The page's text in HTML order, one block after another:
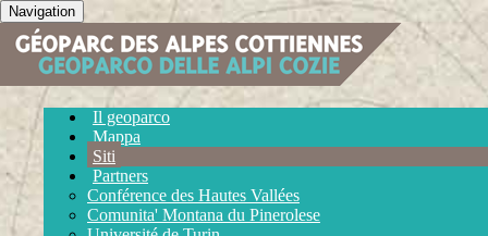
Navigation
Il geoparco
Mappa
Siti
Partners
Conférence des Hautes Vallées
Comunita' Montana du Pinerolese